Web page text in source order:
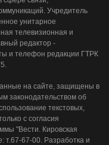
Учредитель
унитарное
телевизионная и
редактор -
и телефон редакции ГТРК
на сайте, защищены в
законодательством об
текстовых,
с согласия
"Вести. Кировская
т.67-67-00. Разработка и